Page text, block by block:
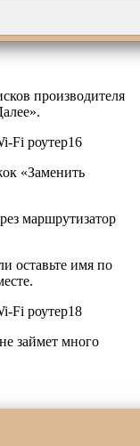
производителя
«Заменить
оставьте имя по
займет много